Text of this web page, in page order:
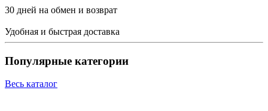
30 дней на обмен и возврат
Удобная и быстрая доставка
Популярные категории
Весь каталог